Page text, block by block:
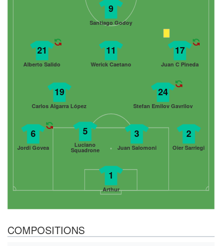
1
Arthur
6
Jordi Govea
5
Luciano
Squadrone
3
Juan Salomoni
2
Oier Sarriegi
19
Carlos Algarra López
24
Stefan Emilov Gavrilov
21
Alberto Salido
11
Werick Caetano
17
Juan C Pineda
9
Santiago Godoy
COMPOSITIONS